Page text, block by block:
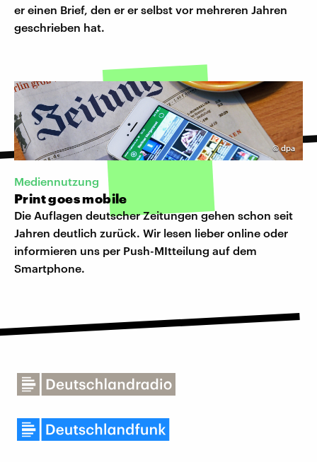
er einen Brief, den er er selbst vor mehreren Jahren
geschrieben hat.
©dpa
Mediennutzung
Print goes mobile
Die Auflagen deutscher Zeitungen gehen schon seit
Jahren deutlich zurück. Wir lesen lieber online oder
informieren uns per Push-MItteilung auf dem
Smartphone.